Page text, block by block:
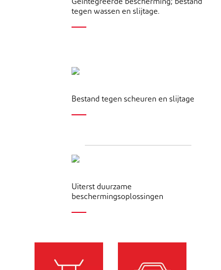
Geïntegreerde bescherming; bestand
tegen wassen en slijtage.
Bestand tegen scheuren en slijtage
Uiterst duurzame
beschermingsoplossingen